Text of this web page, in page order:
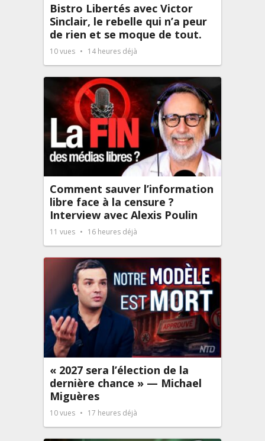
Bistro Libertés avec Victor
Sinclair, le rebelle qui n’a peur
de rien et se moque de tout.
10vues 14 heures déjà
Comment sauver l’information
libre face à la censure ?
Interview avec Alexis Poulin
11 vues 16 heures déjà
« 2027 sera l’élection de la
dernière chance » — Michael
Miguères
10vues 17 heures déjà